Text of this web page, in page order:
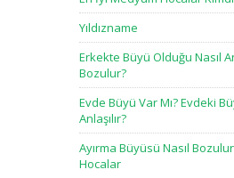
Yıldızname
Erkekte Büyü Olduğu Nasıl
Bozulur?
Evde Büyü Var Mı? Evdeki
Anlaşılır?
Ayırma Büyüsü Nasıl
Hocalar